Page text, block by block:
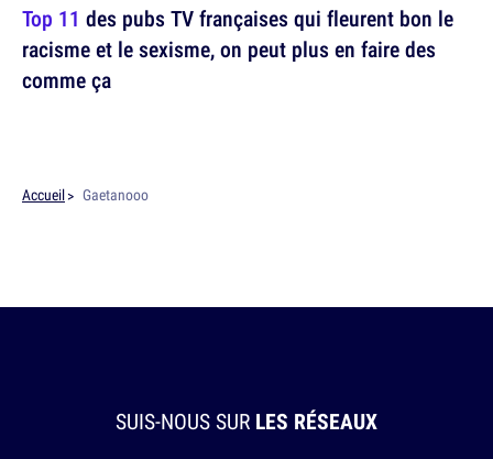
Top 11 des pubs TV françaises qui fleurent bon le
racisme et le sexisme, on peut plus en faire des
comme ça
Accueil Gaetanooo
SUIS-NOUS SUR LES RÉSEAUX